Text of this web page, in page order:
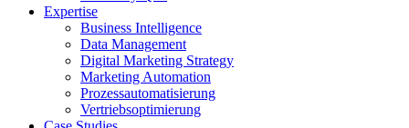
Expertise
Business Intelligence
Data Management
Digital Marketing Strategy
Marketing Automation
Prozessautomatisierung
Vertriebsoptimierung